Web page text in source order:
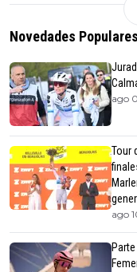
Novedades Populares
ago
Tour
ago